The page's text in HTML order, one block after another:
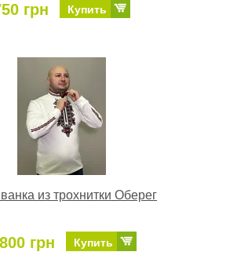
грн Купить
из трохнитки Оберег
грн Купить